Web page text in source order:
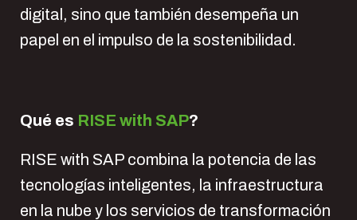
digital, sino que también desempeña un
papel en el impulso de la sostenibilidad.
Qué es RISE with SAP?
RISE with SAP combina la potencia de las
tecnologías inteligentes, la infraestructura
en la nube y los servicios de transformación